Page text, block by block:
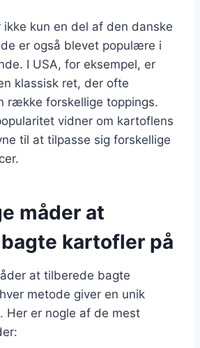
ikke kun en del af den danske
er også blevet populære i
I USA, for eksempel, er
klassisk ret, der ofte
række forskellige toppings.
vidner om kartoflens
til at tilpasse sig forskellige
måder at
kartofler på
at tilberede bagte
metode giver en unik
Her er nogle af de mest